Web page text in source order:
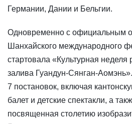
Германии, Дании и Бельгии.
Одновременно с официальным
Шанхайского международного
стартовала «Культурная
залива Гуандун-Сянган-
7 постановок, включая
балет и детские спектакли, а
посвященная столетию